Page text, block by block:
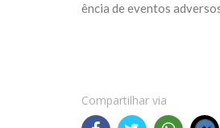
ência de eventos
Compartilhar via